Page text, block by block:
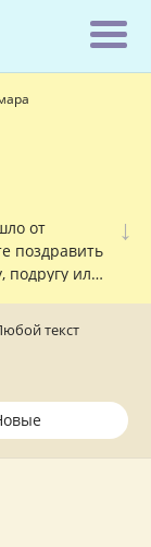
↓
от
поздравить
или
все,
текст